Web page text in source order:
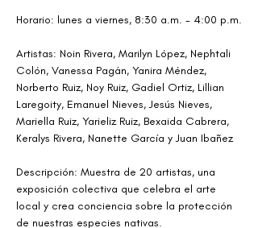
Horario: lunes a viernes, 8:30 a.m. - 4:00 p.m.
Artistas: Noin Rivera, Marilyn López, Nephtali
Colón, Vanessa Pagán, Yanira Méndez,
Norberto Ruiz, Noy Ruiz, Gadiel Ortiz, Lillian
Laregoity, Emanuel Nieves, Jesús Nieves,
Mariella Ruiz, Yarieliz Ruiz, Bexaida Cabrera,
Keralys Rivera, Nanette García y Juan Ibañez
Descripción: Muestra de 20 artistas, una
exposición colectiva que celebra el arte
local y crea conciencia sobre la protección
de nuestras especies nativas.